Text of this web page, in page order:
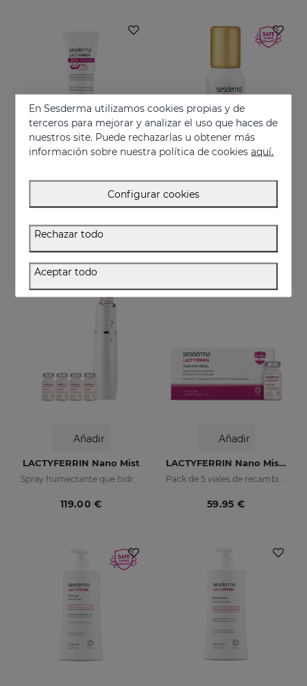
Añadir
LACTYFERRIN KIDS Gel Limpiador De Manos 75ml
Añadir
Añadir
LACTYFERRIN Nano Mist
119.00 €
Añadir
LACTYFERRIN Nano Mist 5 Vials X 10 Ml
59.95 €
En Sesderma utilizamos cookies propias y de
terceros para mejorar y analizar el uso que haces de
nuestros site. Puede rechazarlas u obtener más
información sobre nuestra política de cookiesaquí.
Configurar cookies
Rechazar todo
Aceptar todo